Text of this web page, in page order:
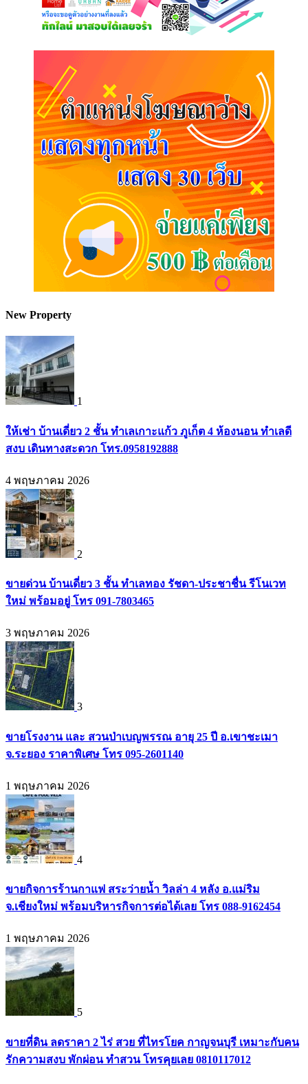
New Property
1
ให้เช่า บ้านเดี่ยว 2 ชั้น ทำเลเกาะแก้ว ภูเก็ต 4 ห้องนอน ทำเลดี
สงบ เดินทางสะดวก โทร.0958192888
4 พฤษภาคม 2026
2
ขายด่วน บ้านเดี่ยว 3 ชั้น ทำเลทอง รัชดา-ประชาชื่น รีโนเวท
ใหม่ พร้อมอยู่ โทร 091-7803465
3 พฤษภาคม 2026
3
ขายโรงงาน และ สวนป่าเบญพรรณ อายุ 25 ปี อ.เขาชะเมา
จ.ระยอง ราคาพิเศษ โทร 095-2601140
1 พฤษภาคม 2026
4
ขายกิจการร้านกาแฟ สระว่ายน้ำ วิลล่า 4 หลัง อ.แม่ริม
จ.เชียงใหม่ พร้อมบริหารกิจการต่อได้เลย โทร 088-9162454
1 พฤษภาคม 2026
5
ขายที่ดิน ลดราคา 2 ไร่ สวย ที่ไทรโยค กาญจนบุรี เหมาะกับคน
รักความสงบ พักผ่อน ทำสวน โทรคุยเลย 0810117012